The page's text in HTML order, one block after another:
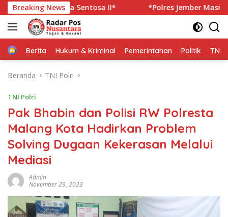
Langsung
ke
konten
Breaking News
Sentosa II* *Polres Jember Masifkan Edukasi
HomeBerita Hukum & Kriminal Pemerintahan Politik TNI
Beranda TNI Polri
TNI Polri
Pak Bhabin dan Polisi RW Polresta
Malang Kota Hadirkan Problem
Solving Dugaan Kekerasan Melalui
Mediasi
Admin
November 29, 2023